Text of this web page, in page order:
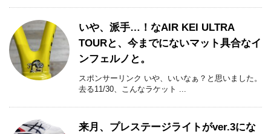
いや、派手…！なAIR KEI ULTRA
TOURと、今までにないマット具合なイ
ンフェルノと。
スポンサーリンク いや、いいなぁ？と思いました。
去る11/30、こんなラケット ...
来月、プレステージライトがver.3にな